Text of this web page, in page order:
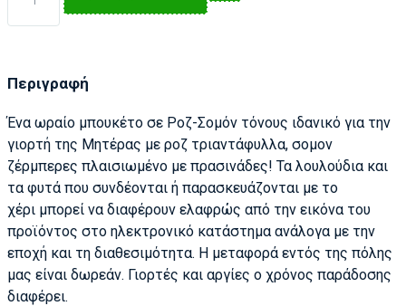
Περιγραφή
Ένα ωραίο μπουκέτο σε Ροζ-Σομόν τόνους ιδανικό για την
γιορτή της Μητέρας με ροζ τριαντάφυλλα, σομον
ζέρμπερες πλαισιωμένο με πρασινάδες! Τα λουλούδια και
τα φυτά που συνδέονται ή παρασκευάζονται με το
χέρι μπορεί να διαφέρουν ελαφρώς από την εικόνα του
προϊόντος στο ηλεκτρονικό κατάστημα ανάλογα με την
εποχή και τη διαθεσιμότητα. Η μεταφορά εντός της πόλης
μας είναι δωρεάν. Γιορτές και αργίες ο χρόνος παράδοσης
διαφέρει.